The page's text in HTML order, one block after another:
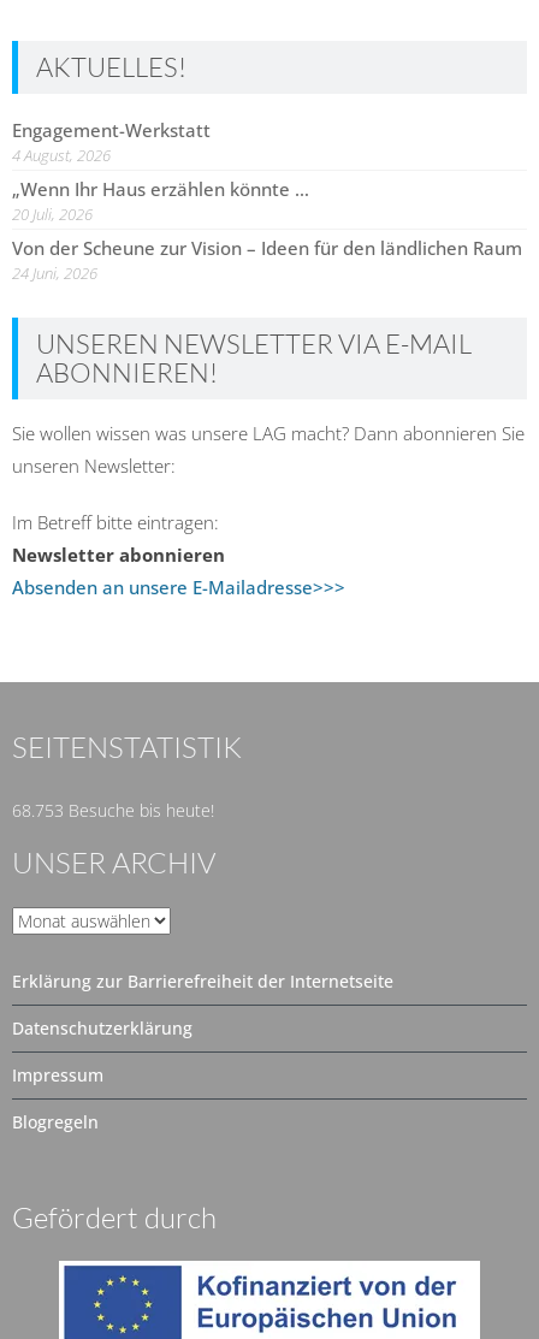
AKTUELLES!
Engagement-Werkstatt
4 August, 2026
„Wenn Ihr Haus erzählen könnte …
20 Juli, 2026
Von der Scheune zur Vision – Ideen für den ländlichen Raum
24 Juni, 2026
UNSEREN NEWSLETTER VIA E-MAIL
ABONNIEREN!
Sie wollen wissen was unsere LAG macht? Dann abonnieren Sie
unseren Newsletter:
Im Betreff bitte eintragen:
Newsletter abonnieren
Absenden an unsere E-Mailadresse>>>
SEITENSTATISTIK
68.753 Besuche bis heute!
UNSER ARCHIV
Unser
Erklärung zur Barrierefreiheit der Internetseite
Datenschutzerklärung
Impressum
Blogregeln
Gefördert durch